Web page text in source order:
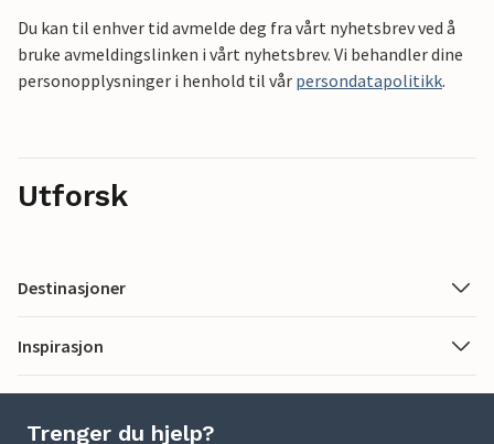
Du kan til enhver tid avmelde deg fra vårt nyhetsbrev ved å
bruke avmeldingslinken i vårt nyhetsbrev. Vi behandler dine
personopplysninger i henhold til vår persondatapolitikk.
Utforsk
Destinasjoner
Inspirasjon
Trenger du hjelp?